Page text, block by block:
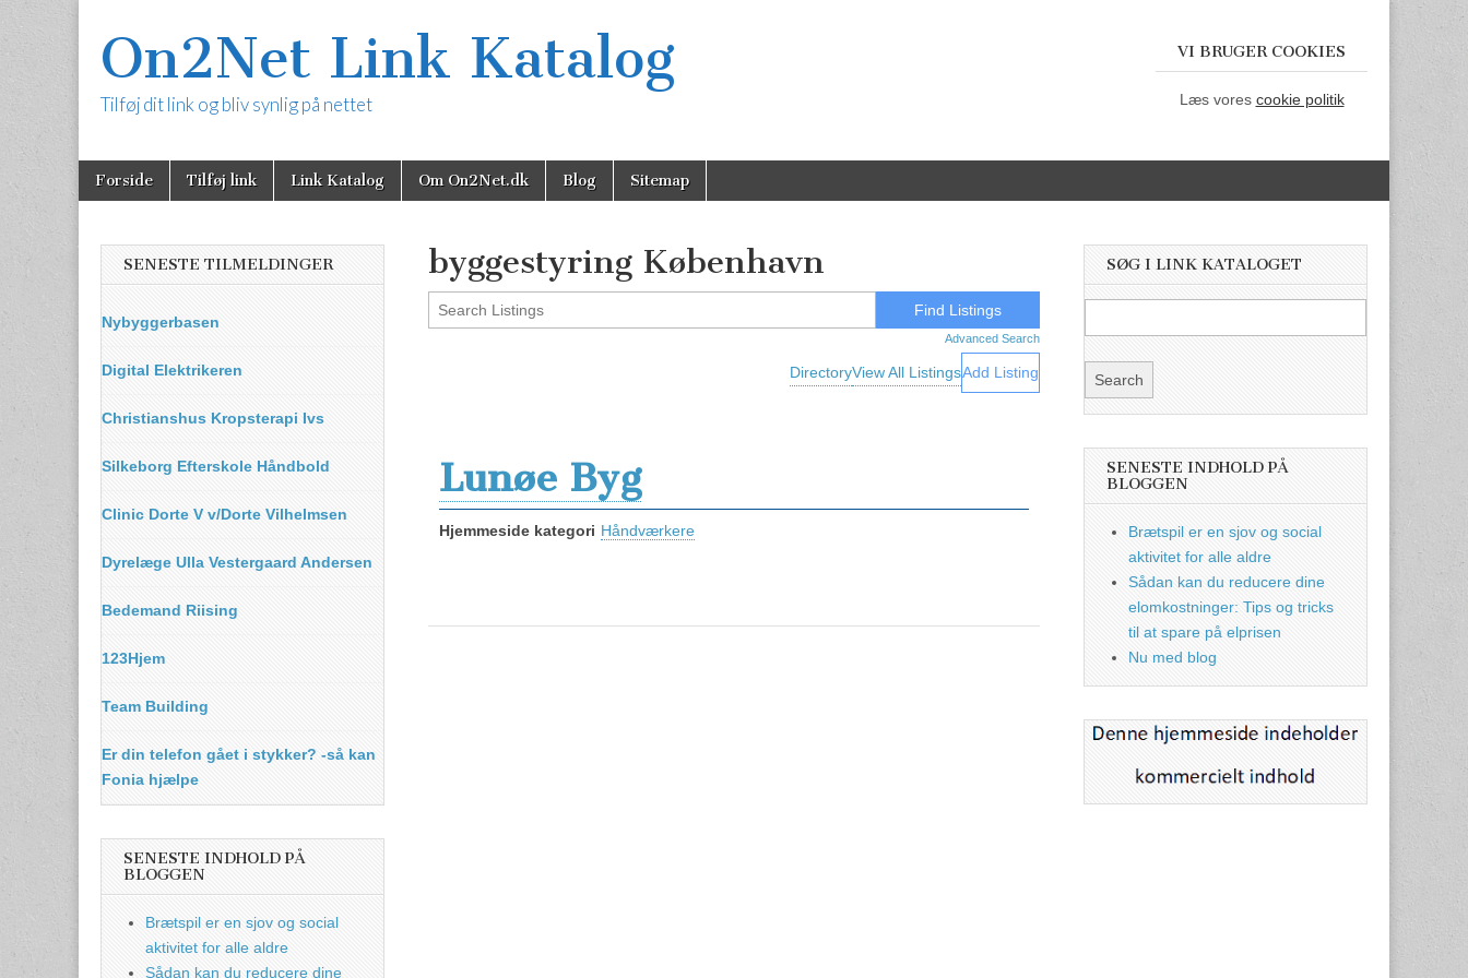
On2Net Link Katalog
Tilføj dit link og bliv synlig på nettet
VI BRUGER COOKIES
Læs vores cookie politik
Main
menu
Skip
Forside Tilføj link Link Katalog Om On2Net.dk Blog Sitemap
byggestyring København
Advanced Search
DirectoryView All ListingsAdd Listing
Lunøe Byg
Hjemmeside kategori Håndværkere
SENESTE TILMELDINGER
Nybyggerbasen
Digital Elektrikeren
Christianshus Kropsterapi Ivs
Silkeborg Efterskole Håndbold
Clinic Dorte V v/Dorte Vilhelmsen
Dyrelæge Ulla Vestergaard Andersen
Bedemand Riising
123Hjem
Team Building
Er din telefon gået i stykker? -så kan
Fonia hjælpe
SENESTE INDHOLD PÅ
BLOGGEN
Brætspil er en sjov og social
aktivitet for alle aldre
Sådan kan du reducere dine
SØG I LINK KATALOGET
SENESTE INDHOLD PÅ
BLOGGEN
Brætspil er en sjov og social
aktivitet for alle aldre
Sådan kan du reducere dine
elomkostninger: Tips og tricks
til at spare på elprisen
Nu med blog